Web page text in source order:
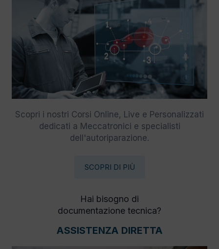
Scopri i nostri Corsi Online, Live e Personalizzati
dedicati a Meccatronici e specialisti
dell'autoriparazione.
SCOPRI DI PIÙ
Hai bisogno di
documentazione tecnica?
ASSISTENZA DIRETTA